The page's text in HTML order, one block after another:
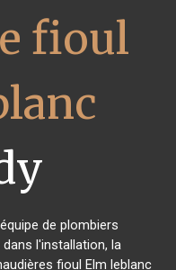
fioul
de plombiers
l'installation, la
fioul Elm leblanc